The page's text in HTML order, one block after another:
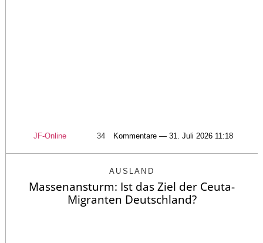
JF-Online 34 Kommentare — 31. Juli 2026 11:18
AUSLAND
Massenansturm: Ist das Ziel der Ceuta-
Migranten Deutschland?